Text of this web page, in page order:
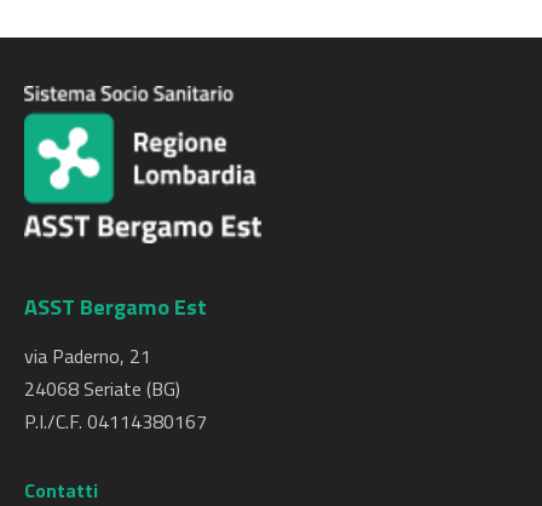
ASST Bergamo Est
via Paderno, 21
24068 Seriate (BG)
P.I./C.F. 04114380167
Contatti